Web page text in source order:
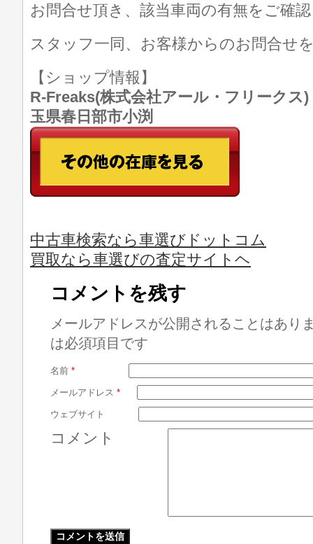
お問合せ頂き、該当車両の有無をご確
スタッフ一同、お客様からのお問合せ
【ショップ情報】
R-Freaks(株式会社アール・フリーク
玉県春日部市小渕
中古車検索なら車選びドットコム
買取なら車選びの査定サイトヘ
コメントを残す
メールアドレスが公開されることはあり
は必須項目です
名前 *
メールアドレス *
ウェブサイト
コメント